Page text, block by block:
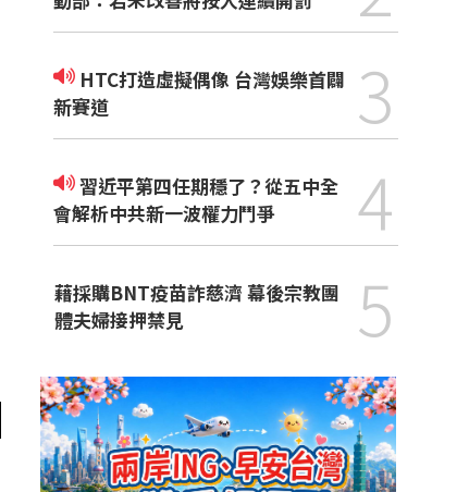
新賽道
3
習近平第四任期穩了？從五中全
會解析中共新一波權力鬥爭
4
藉採購BNT疫苗詐慈濟 幕後宗教團
體夫婦接押禁見
5